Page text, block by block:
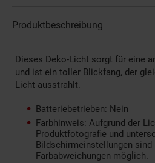
Produktbeschreibung
Dieses Deko-Licht sorgt für eine
und ist ein toller Blickfang, der
Licht ausstrahlt.
Batteriebetrieben: Nein
Farbhinweis: Aufgrund der
Produktfotografie und
Bildschirmeinstellungen sind
Farbabweichungen möglich.